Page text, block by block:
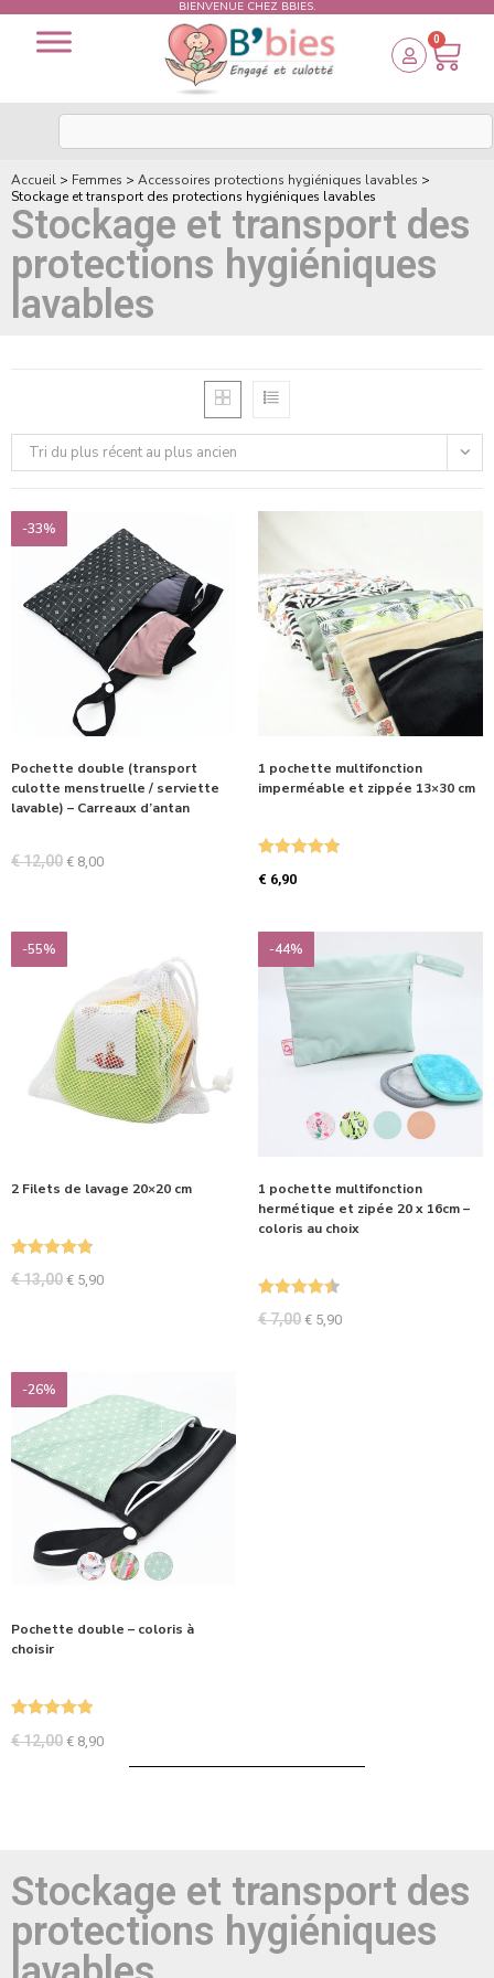
BIENVENUE CHEZ BBIES.
0
Accueil > Femmes > Accessoires protections hygiéniques lavables >
Stockage et transport des protections hygiéniques lavables
Stockage et transport des
protections hygiéniques
lavables
Tri du plus récent au plus ancien
-33%
Pochette double (transport
culotte menstruelle / serviette
lavable) – Carreaux d’antan
€12,00 € 8,00
1 pochette multifonction
imperméable et zippée 13×30 cm
€ 6,90
-55%
2 Filets de lavage 20×20 cm
€13,00 € 5,90
-44%
1 pochette multifonction
hermétique et zipée 20 x 16cm –
coloris au choix
€7,00 € 5,90
-26%
Pochette double – coloris à
choisir
€12,00 € 8,90
Stockage et transport des
protections hygiéniques